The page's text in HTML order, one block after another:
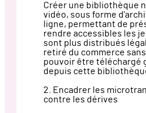
Créer une bibliothèque
vidéo, sous forme
ligne, permettant de
rendre accessibles les
sont plus distribués
retiré du commerce
pouvoir être téléchargé
depuis cette
2. Encadrer les
contre les dérives